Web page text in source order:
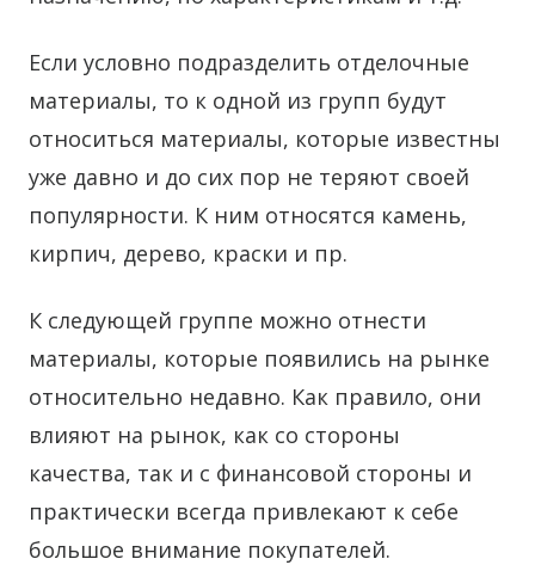
Если условно подразделить отделочные
материалы, то к одной из групп будут
относиться материалы, которые известны
уже давно и до сих пор не теряют своей
популярности. К ним относятся камень,
кирпич, дерево, краски и пр.
К следующей группе можно отнести
материалы, которые появились на рынке
относительно недавно. Как правило, они
влияют на рынок, как со стороны
качества, так и с финансовой стороны и
практически всегда привлекают к себе
большое внимание покупателей.